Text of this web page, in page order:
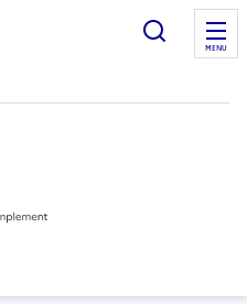
MENU